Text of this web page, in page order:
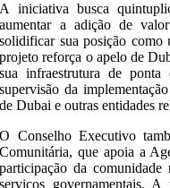
A iniciativa busca
aumentar a adição de
solidificar sua posição como
projeto reforça o apelo de
sua infraestrutura de
supervisão da
de Dubai e outras entidades
O Conselho Executivo
Comunitária, que apoia a
participação da
serviços governamentais.